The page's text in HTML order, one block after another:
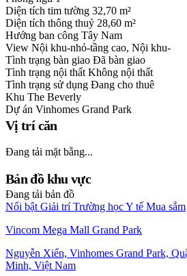
Diện tích tim tường 32,70 m²
Diện tích thông thuỷ 28,60 m²
Hướng ban công Tây Nam
View Nội khu-nhỏ-tầng cao, Nội khu-
Tình trạng bàn giao Đã bàn giao
Tình trạng nội thất Không nội thất
Tình trạng sử dụng Đang cho thuê
Khu The Beverly
Dự án Vinhomes Grand Park
Vị trí căn
Đang tải mặt bằng...
Bản đồ khu vực
Đang tải bản đồ
Nổi bật Giải trí Trường họcY tế Mua sắm
Vincom Mega Mall Grand Park
Nguyễn Xiển, Vinhomes Grand Park,
Minh, Việt Nam